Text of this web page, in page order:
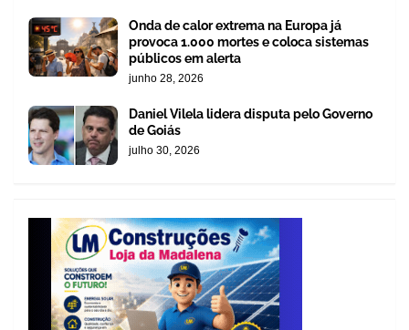
Onda de calor extrema na Europa já
provoca 1.000 mortes e coloca sistemas
públicos em alerta
junho 28, 2026
Daniel Vilela lidera disputa pelo Governo
de Goiás
julho 30, 2026